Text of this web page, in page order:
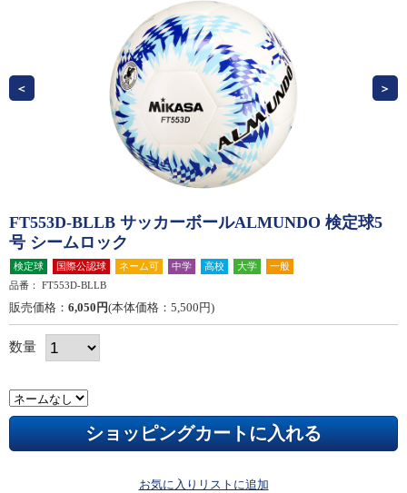
FT553D-BLLB サッカーボールALMUNDO 検定球5
号 シームロック
検定球 国際公認球 ネーム可 中学 高校 大学
一般
品番：
FT553D-BLLB
販売価格： 6,050円(本体価格：5,500円)
数量
お気に入りリストに追加